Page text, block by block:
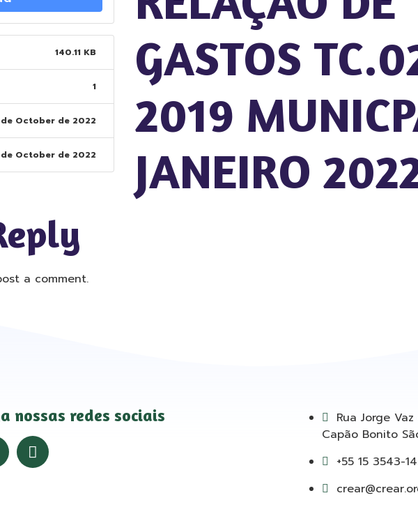
140.11 KB
1
October de 2022
October de 2022
GASTOS
2019
JANEIRO
a comment.
nossas redes sociais
Rua Jorge
Capão Bonito
+55 15 3543-